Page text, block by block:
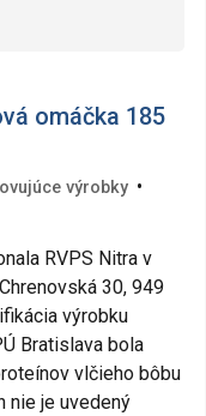
omáčka 185
výrobky •
RVPS Nitra v
30, 949
výrobku
Bratislava bola
vlčieho bôbu
nie je uvedený